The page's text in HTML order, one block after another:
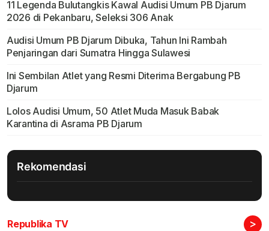
11 Legenda Bulutangkis Kawal Audisi Umum PB Djarum
2026 di Pekanbaru, Seleksi 306 Anak
Audisi Umum PB Djarum Dibuka, Tahun Ini Rambah
Penjaringan dari Sumatra Hingga Sulawesi
Ini Sembilan Atlet yang Resmi Diterima Bergabung PB
Djarum
Lolos Audisi Umum, 50 Atlet Muda Masuk Babak
Karantina di Asrama PB Djarum
Rekomendasi
Republika TV >